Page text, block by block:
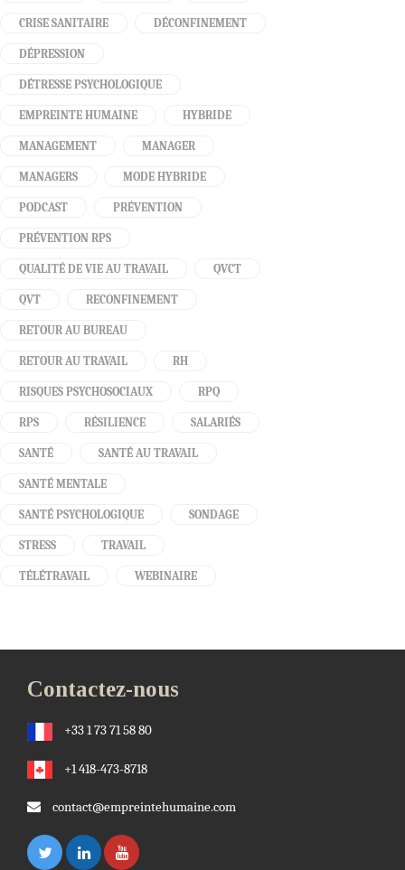
CRISE SANITAIRE DÉCONFINEMENT
DÉPRESSION
DÉTRESSE PSYCHOLOGIQUE
EMPREINTE HUMAINE HYBRIDE
MANAGEMENT MANAGER
MANAGERS MODE HYBRIDE
PODCAST PRÉVENTION
PRÉVENTION RPS
QUALITÉ DE VIE AU TRAVAIL QVCT
QVT RECONFINEMENT
RETOUR AU BUREAU
RETOUR AU TRAVAIL RH
RISQUES PSYCHOSOCIAUX RPQ
RPS RÉSILIENCE SALARIÉS
SANTÉ SANTÉ AU TRAVAIL
SANTÉ MENTALE
SANTÉ PSYCHOLOGIQUE SONDAGE
STRESS TRAVAIL
TÉLÉTRAVAIL WEBINAIRE
Contactez-nous
+33 1 73 71 58 80
+1 418-473-8718
contact@empreintehumaine.com